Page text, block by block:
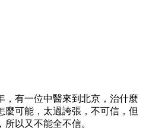
，有一位中醫來到北京，治什麼
麼可能，太過誇張，不可信，但
以又不能全不信。